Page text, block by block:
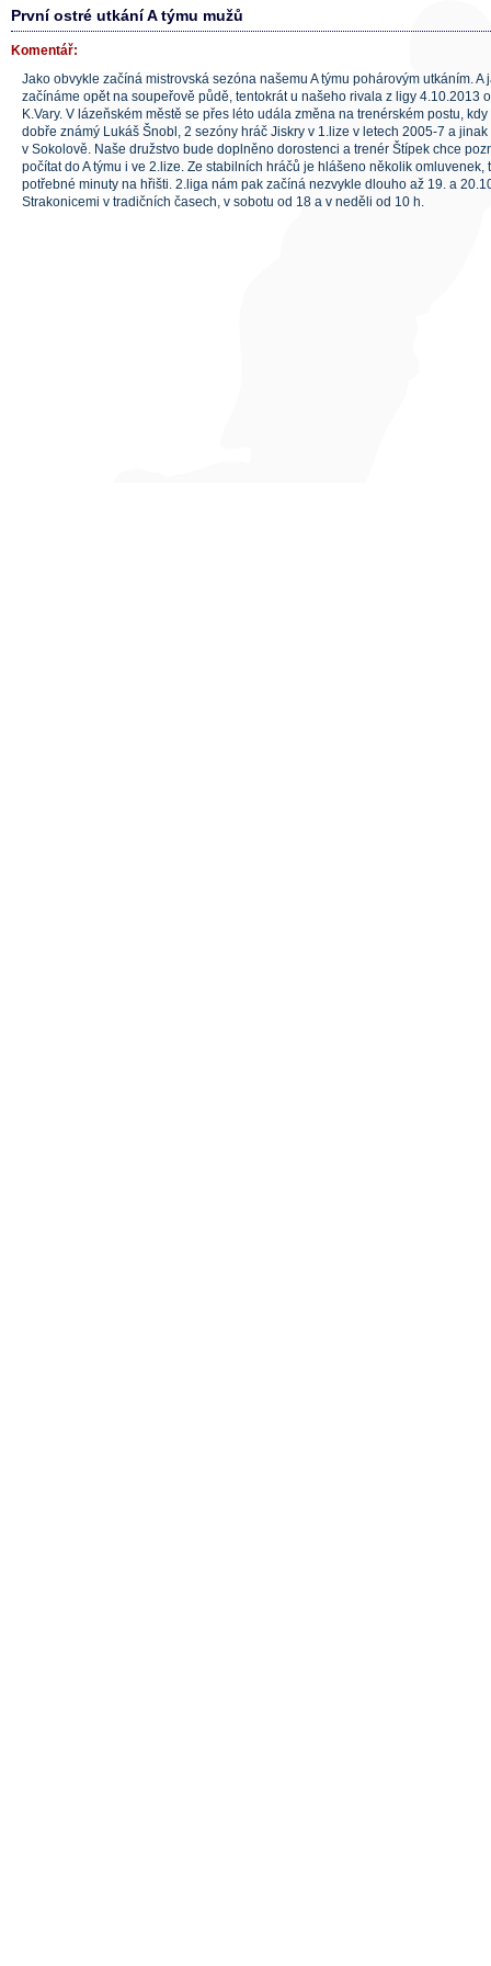
První ostré utkání A týmu mužů
Komentář:
Jako obvykle začíná mistrovská sezóna našemu A týmu pohárovým utkáním. A
začínáme opět na soupeřově půdě, tentokrát u našeho rivala z ligy 4.10.2013
K.Vary. V lázeňském městě se přes léto udála změna na trenérském postu,
dobře známý Lukáš Šnobl, 2 sezóny hráč Jiskry v 1.lize v letech 2005-7 a
v Sokolově. Naše družstvo bude doplněno dorostenci a trenér Štípek chce
počítat do A týmu i ve 2.lize. Ze stabilních hráčů je hlášeno několik
potřebné minuty na hřišti. 2.liga nám pak začíná nezvykle dlouho až 19. a
Strakonicemi v tradičních časech, v sobotu od 18 a v neděli od 10 h.